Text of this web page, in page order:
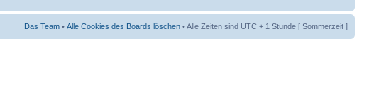
Das Team • Alle Cookies des Boards löschen • Alle Zeiten sind UTC + 1 Stunde [ Sommerzeit ]